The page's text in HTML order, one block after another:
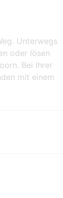
Unterwegs
oder lösen
Bei Ihrer
mit einem